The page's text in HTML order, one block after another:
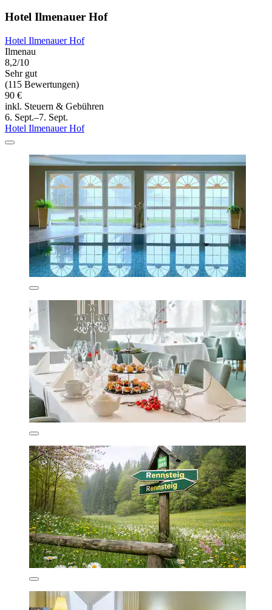
Hotel Ilmenauer Hof
Hotel Ilmenauer Hof
Ilmenau
8,2/10
Sehr gut
(115 Bewertungen)
90 €
inkl. Steuern & Gebühren
6. Sept.–7. Sept.
Hotel Ilmenauer Hof